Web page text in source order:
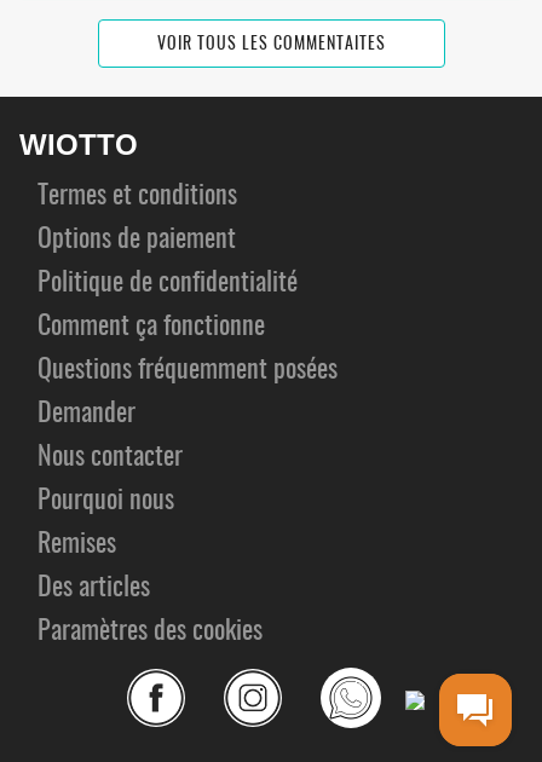
VOIR TOUS LES COMMENTAITES
WIOTTO
Termes et conditions
Options de paiement
Politique de confidentialité
Comment ça fonctionne
Questions fréquemment posées
Demander
Nous contacter
Pourquoi nous
Remises
Des articles
Paramètres des cookies